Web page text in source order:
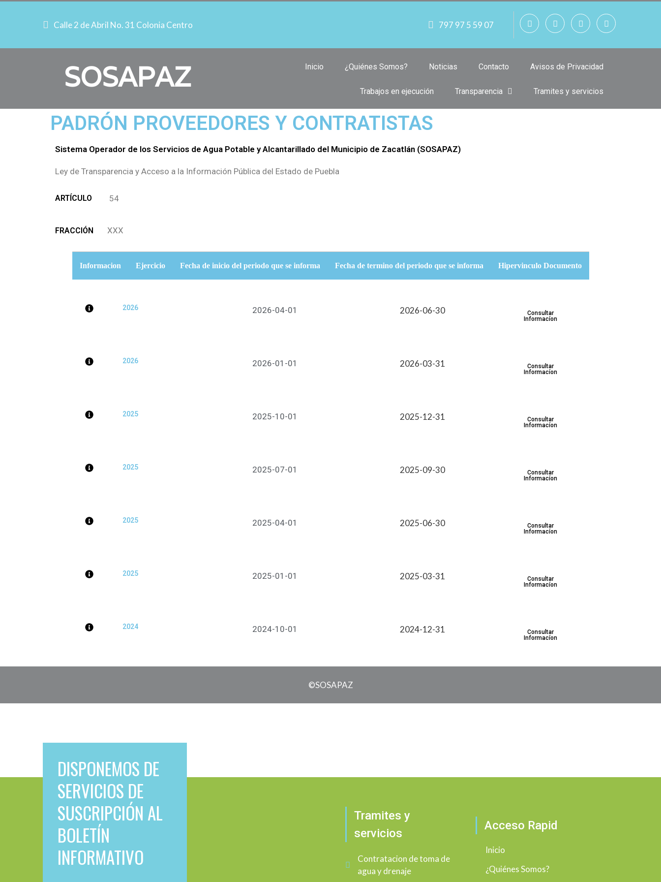
Calle 2 de Abril No. 31 Colonia Centro 797 97 5 59 07
SOSAPAZ Inicio ¿Quiénes Somos? Noticias Contacto Avisos de Privacidad
Trabajos en ejecución Transparencia Tramites y servicios
PADRÓN PROVEEDORES Y CONTRATISTAS
Sistema Operador de los Servicios de Agua Potable y Alcantarillado del Municipio de Zacatlán (SOSAPAZ)
Ley de Transparencia y Acceso a la Información Pública del Estado de Puebla
ARTÍCULO 54
FRACCIÓN XXX
Informacion Ejercicio Fecha de inicio del periodo que se informa Fecha de termino del periodo que se informa Hipervinculo Documento
2026 2026-04-01 2026-06-30
Consultar
Informacíon
2026 2026-01-01 2026-03-31
Consultar
Informacíon
2025 2025-10-01 2025-12-31
Consultar
Informacíon
2025 2025-07-01 2025-09-30
Consultar
Informacíon
2025 2025-04-01 2025-06-30
Consultar
Informacíon
2025 2025-01-01 2025-03-31
Consultar
Informacíon
2024 2024-10-01 2024-12-31
Consultar
Informacíon
©SOSAPAZ
DISPONEMOS DE
SERVICIOS DE
SUSCRIPCIÓN AL
BOLETÍN
INFORMATIVO
Tramites y
servicios
Contratacion de toma de
agua y drenaje
Acceso Rapid
Inicio
¿Quiénes Somos?